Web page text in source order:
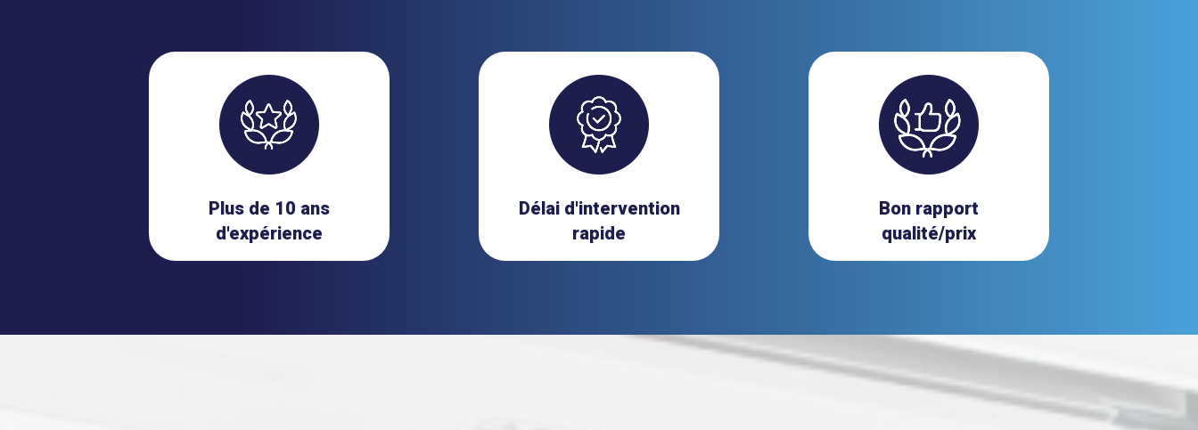
Plus de 10 ans
d'expérience
Délai d'intervention
rapide
Bon rapport
qualité/prix